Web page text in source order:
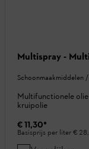
Multispray -
Schoonmaakmiddelen
Multifunctionele
kruipolie
€ 11,30*
Basisprijs per liter€